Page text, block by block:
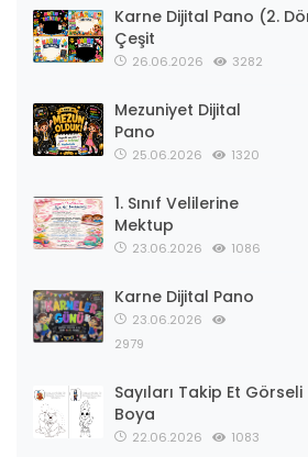
Karne Dijital Pano (2.
Çeşit
26.06.2026 3282
Mezuniyet Dijital
Pano
25.06.2026 1320
1. Sınıf Velilerine
Mektup
23.06.2026 1086
Karne Dijital Pano
23.06.2026
2979
Sayıları Takip Et Görseli
Boya
22.06.2026 1083